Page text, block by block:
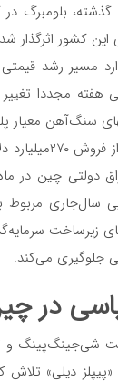
بلومبرگ در
این کشور
مسیر رشد
هفته مجددا
زیرساخت
جلوگیری می‌کند.
در
و
«پیپلز دیلی»